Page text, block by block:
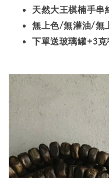
天然大王棋楠手串
無上色/無灌油/無
下單送玻璃罐+3克